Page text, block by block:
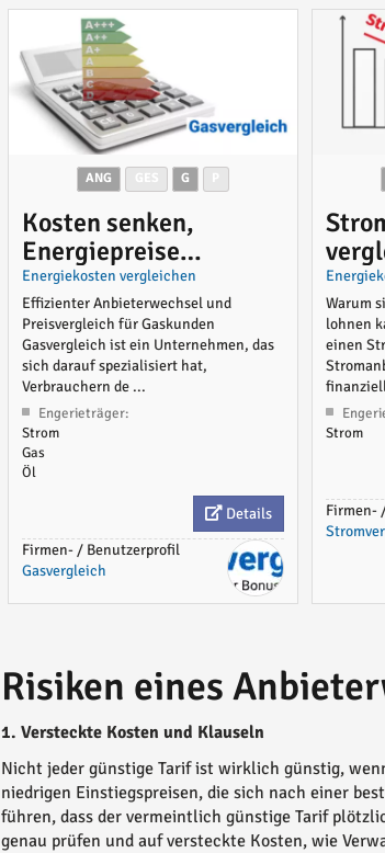
ANG G
Kosten senken,
Energiepreise
vergleichen
Energiekosten vergleichen
Effizienter Anbieterwechsel und
Preisvergleich für Gaskunden
Gasvergleich ist ein Unternehmen, das
sich darauf spezialisiert hat,
Verbrauchern de ...
Engerieträger:
Strom
Gas
Öl
Details
Firmen- / Benutzerprofil
Gasvergleich
Warum
lohnen
einen
Strom
Firmen-
Risiken eines
1. Versteckte Kosten und Klauseln
Nicht jeder günstige Tarif ist wirklich günstig,
niedrigen Einstiegspreisen, die sich nach einer
führen, dass der vermeintlich günstige Tarif
genau prüfen und auf versteckte Kosten, wie